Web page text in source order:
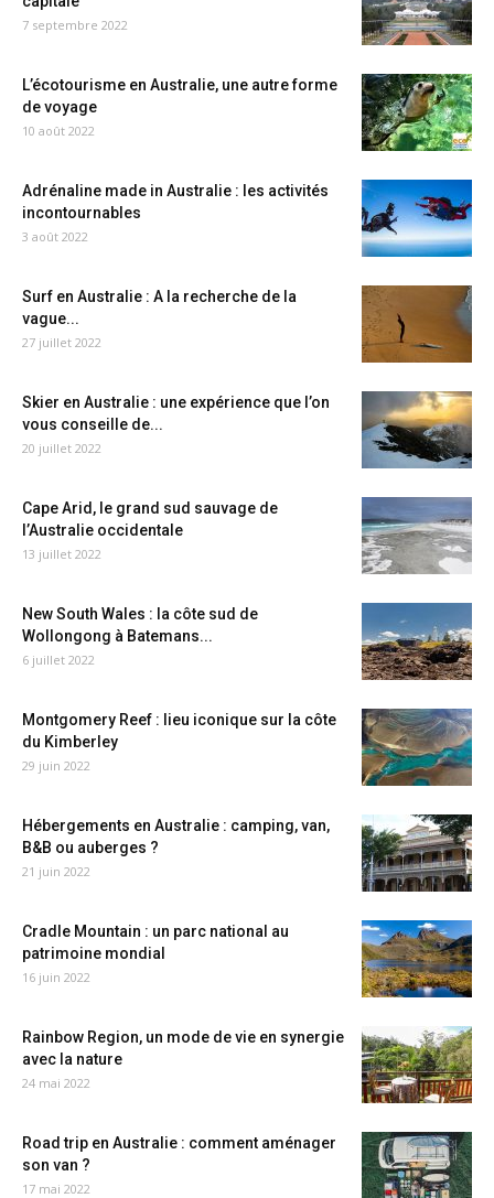
7 septembre 2022
L’écotourisme en Australie, une autre forme
de voyage
10 août 2022
Adrénaline made in Australie : les activités
incontournables
3 août 2022
Surf en Australie : A la recherche de la
vague...
27 juillet 2022
Skier en Australie : une expérience que l’on
vous conseille de...
20 juillet 2022
Cape Arid, le grand sud sauvage de
l’Australie occidentale
13 juillet 2022
New South Wales : la côte sud de
Wollongong à Batemans...
6 juillet 2022
Montgomery Reef : lieu iconique sur la côte
du Kimberley
29 juin 2022
Hébergements en Australie : camping, van,
B&B ou auberges ?
21 juin 2022
Cradle Mountain : un parc national au
patrimoine mondial
16 juin 2022
Rainbow Region, un mode de vie en synergie
avec la nature
24 mai 2022
Road trip en Australie : comment aménager
son van ?
17 mai 2022